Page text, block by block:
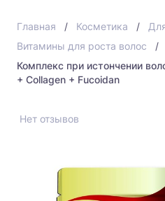
Главная Косметика
Витамины для роста волос
Комплекс при истончении
+ Collagen + Fucoidan
Нет отзывов